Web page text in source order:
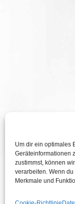
Um dir ein optimales
Geräteinformationen
zustimmst, können
verarbeiten. Wenn
Merkmale und